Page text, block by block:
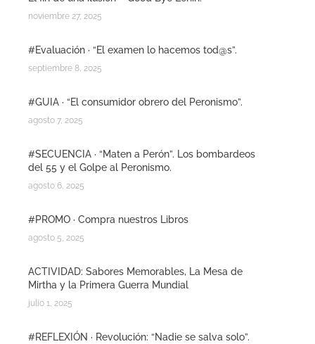
noviembre 27, 2025
#Evaluación · “El examen lo hacemos tod@s”.
septiembre 8, 2025
#GUIA · “El consumidor obrero del Peronismo”.
agosto 7, 2025
#SECUENCIA · “Maten a Perón”. Los bombardeos
del 55 y el Golpe al Peronismo.
agosto 6, 2025
#PROMO · Compra nuestros Libros
agosto 5, 2025
ACTIVIDAD: Sabores Memorables, La Mesa de
Mirtha y la Primera Guerra Mundial
julio 1, 2025
#REFLEXIÓN · Revolución: “Nadie se salva solo”.